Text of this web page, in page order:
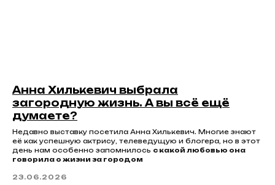
Анна Хилькевич выбрала
загородную жизнь. А вы всё ещё
думаете?
Недавно выставку посетила Анна Хилькевич. Многие знают
её как успешную актрису, телеведущую и блогера, но в этот
день нам особенно запомнилось с какой любовью она
говорила о жизни за городом
23.06.2026